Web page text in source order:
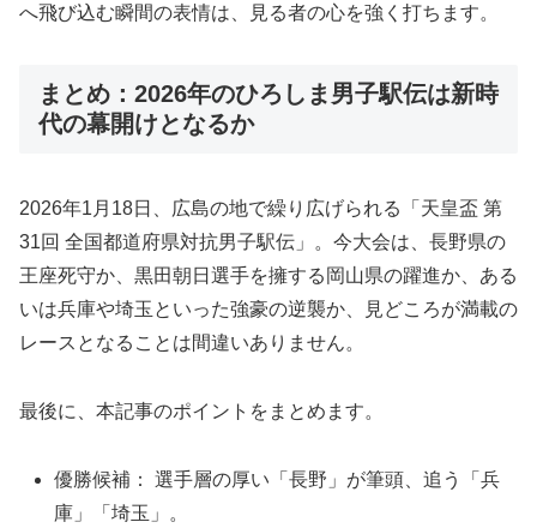
へ飛び込む瞬間の表情は、見る者の心を強く打ちます。
まとめ：2026年のひろしま男子駅伝は新時
代の幕開けとなるか
2026年1月18日、広島の地で繰り広げられる「天皇盃 第
31回 全国都道府県対抗男子駅伝」。今大会は、長野県の
王座死守か、黒田朝日選手を擁する岡山県の躍進か、ある
いは兵庫や埼玉といった強豪の逆襲か、見どころが満載の
レースとなることは間違いありません。
最後に、本記事のポイントをまとめます。
優勝候補： 選手層の厚い「長野」が筆頭、追う「兵
庫」「埼玉」。